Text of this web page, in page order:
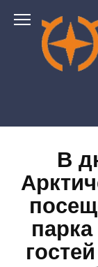
контенту
В